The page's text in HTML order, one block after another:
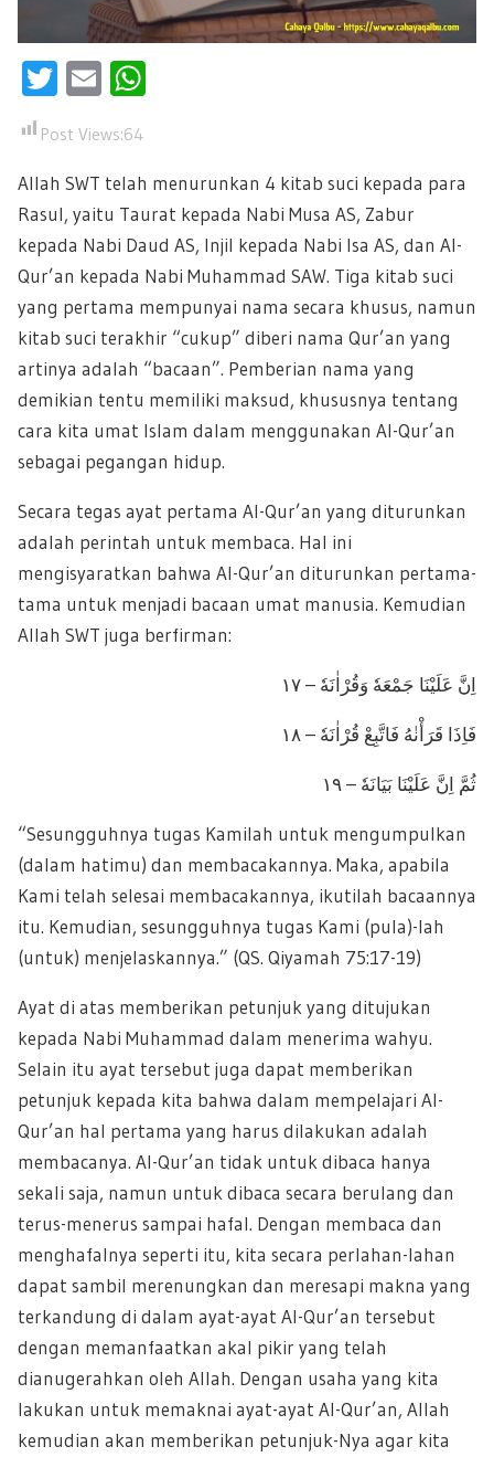
Twitter
Email
Post Views:64
Allah SWT telah menurunkan 4 kitab suci kepada para
Rasul, yaitu Taurat kepada Nabi Musa AS, Zabur
kepada Nabi Daud AS, Injil kepada Nabi Isa AS, dan Al-
Qur’an kepada Nabi Muhammad SAW. Tiga kitab suci
yang pertama mempunyai nama secara khusus, namun
kitab suci terakhir “cukup” diberi nama Qur’an yang
artinya adalah “bacaan”. Pemberian nama yang
demikian tentu memiliki maksud, khususnya tentang
cara kita umat Islam dalam menggunakan Al-Qur’an
sebagai pegangan hidup.
Secara tegas ayat pertama Al-Qur’an yang diturunkan
adalah perintah untuk membaca. Hal ini
mengisyaratkan bahwa Al-Qur’an diturunkan pertama-
tama untuk menjadi bacaan umat manusia. Kemudian
Allah SWT juga berfirman:
اِنَّ عَلَيْنَا جَمْعَهٗ وَقُرْاٰنَهٗ – ١٧
فَاِذَا قَرَأْنٰهُ فَاتَّبِعْ قُرْاٰنَهٗ – ١٨
ثُمَّ اِنَّ عَلَيْنَا بَيَانَهٗ – ١٩
“Sesungguhnya tugas Kamilah untuk mengumpulkan
(dalam hatimu) dan membacakannya. Maka, apabila
Kami telah selesai membacakannya, ikutilah bacaannya
itu. Kemudian, sesungguhnya tugas Kami (pula)-lah
(untuk) menjelaskannya.” (QS. Qiyamah 75:17-19)
Ayat di atas memberikan petunjuk yang ditujukan
kepada Nabi Muhammad dalam menerima wahyu.
Selain itu ayat tersebut juga dapat memberikan
petunjuk kepada kita bahwa dalam mempelajari Al-
Qur’an hal pertama yang harus dilakukan adalah
membacanya. Al-Qur’an tidak untuk dibaca hanya
sekali saja, namun untuk dibaca secara berulang dan
terus-menerus sampai hafal. Dengan membaca dan
menghafalnya seperti itu, kita secara perlahan-lahan
dapat sambil merenungkan dan meresapi makna yang
terkandung di dalam ayat-ayat Al-Qur’an tersebut
dengan memanfaatkan akal pikir yang telah
dianugerahkan oleh Allah. Dengan usaha yang kita
lakukan untuk memaknai ayat-ayat Al-Qur’an, Allah
kemudian akan memberikan petunjuk-Nya agar kita